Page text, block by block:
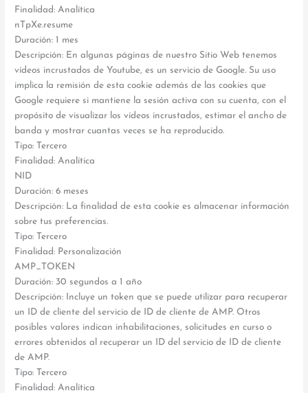
Finalidad: Analítica
nTpXe.resume
Duración: 1 mes
Descripción: En algunas páginas de nuestro Sitio Web tenemos
vídeos incrustados de Youtube, es un servicio de Google. Su uso
implica la remisión de esta cookie además de las cookies que
Google requiere si mantiene la sesión activa con su cuenta, con el
propósito de visualizar los vídeos incrustados, estimar el ancho de
banda y mostrar cuantas veces se ha reproducido.
Tipo: Tercero
Finalidad: Analítica
NID
Duración: 6 meses
Descripción: La finalidad de esta cookie es almacenar información
sobre tus preferencias.
Tipo: Tercero
Finalidad: Personalización
AMP_TOKEN
Duración: 30 segundos a 1 año
Descripción: Incluye un token que se puede utilizar para recuperar
un ID de cliente del servicio de ID de cliente de AMP. Otros
posibles valores indican inhabilitaciones, solicitudes en curso o
errores obtenidos al recuperar un ID del servicio de ID de cliente
de AMP.
Tipo: Tercero
Finalidad: Analítica